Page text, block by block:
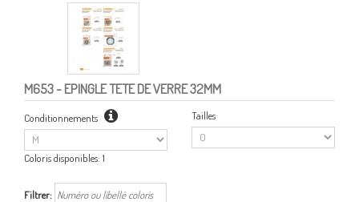
M653- EPINGLE TETE DE VERRE 32MM
Conditionnements Tailles
Coloris disponibles: 1
Filtrer: